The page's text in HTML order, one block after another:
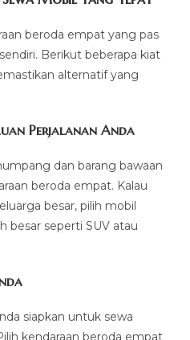
beroda empat yang pas
Berikut beberapa kiat
alternatif yang
Perjalanan Anda
dan barang bawaan
beroda empat. Kalau
besar, pilih mobil
besar seperti SUV atau
siapkan untuk sewa
kendaraan beroda empat